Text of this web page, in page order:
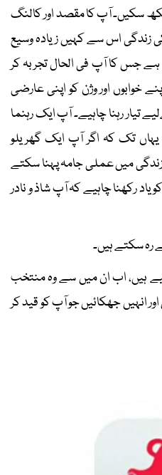
سکیں۔ آپ کا مقصد اور کالنگ
زندگی اس سے کہیں زیادہ وسیع
جس کا آپ فی الحال تجربہ کر
خوابوں اور وژن کو اپنی عارضی
تیار رہنا چاہیے۔ آپ ایک رہنما
یہاں تک کہ اگر آپ ایک گھریلو
زندگی میں عملی جامہ پہنا سکتے
رکھنا چاہیے کہ آپ شاذ و نادر
سکتے ہیں۔
ہیں، اب ان میں سے وہ منتخب
انہیں جھکائیں جو آپ کو قید کر